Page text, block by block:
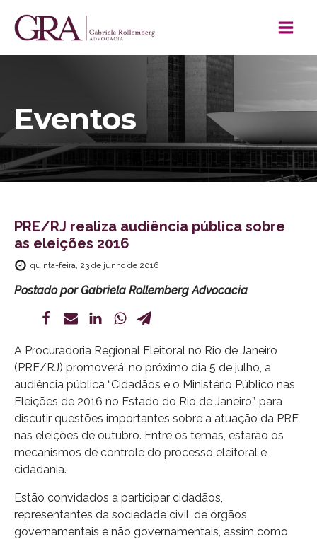
Eventos
PRE/RJ realiza audiência pública sobre
as eleições 2016
quinta-feira, 23 de junho de 2016
Postado porGabriela Rollemberg Advocacia
A Procuradoria Regional Eleitoral no Rio de Janeiro
(PRE/RJ) promoverá, no próximo dia 5 de julho, a
audiência pública “Cidadãos e o Ministério Público nas
Eleições de 2016 no Estado do Rio de Janeiro”, para
discutir questões importantes sobre a atuação da PRE
nas eleições de outubro. Entre os temas, estarão os
mecanismos de controle do processo eleitoral e
cidadania.
Estão convidados a participar cidadãos,
representantes da sociedade civil, de órgãos
governamentais e não governamentais, assim como